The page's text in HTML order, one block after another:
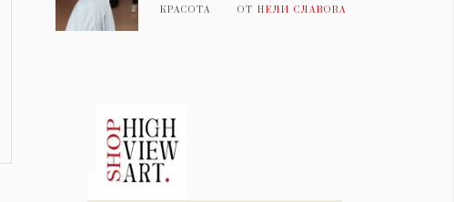
КРАСОТА ОТНЕЛИ СЛАВОВА